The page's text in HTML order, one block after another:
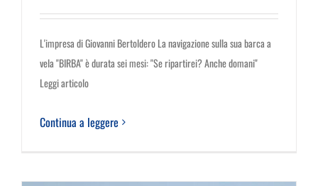
L'impresa di Giovanni Bertoldero La navigazione sulla sua barca a
vela "BIRBA" è durata sei mesi: "Se ripartirei? Anche domani"
Leggi articolo
Continua a leggere